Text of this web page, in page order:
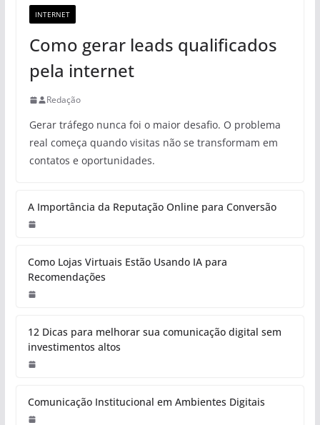
INTERNET
Como gerar leads qualificados
pela internet
Redação
Gerar tráfego nunca foi o maior desafio. O problema
real começa quando visitas não se transformam em
contatos e oportunidades.
A Importância da Reputação Online para Conversão
Como Lojas Virtuais Estão Usando IA para
Recomendações
12 Dicas para melhorar sua comunicação digital sem
investimentos altos
Comunicação Institucional em Ambientes Digitais